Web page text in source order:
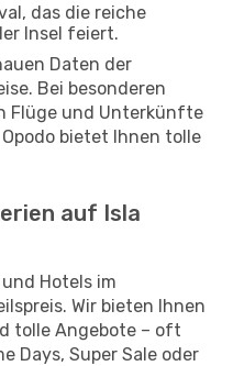
das die reiche
Insel feiert.
Daten der
Bei besonderen
Flüge und Unterkünfte
bietet Ihnen tolle
auf Isla
Hotels im
Wir bieten Ihnen
tolle Angebote – oft
Days, Super Sale oder